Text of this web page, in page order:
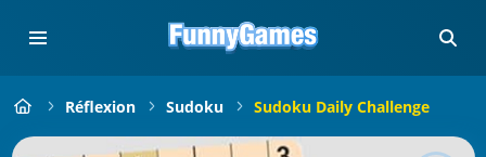
Réflexion Sudoku Sudoku Daily Challenge